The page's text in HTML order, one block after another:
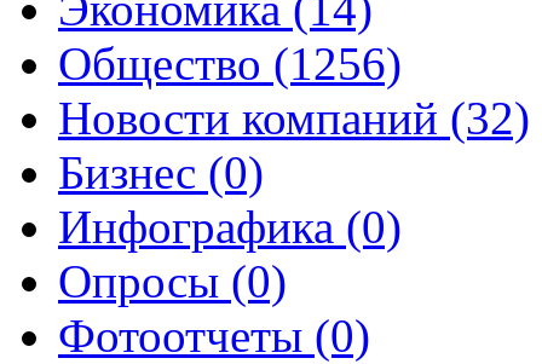
Общество (1256)
Новости компаний (32)
Бизнес (0)
Инфографика (0)
Опросы (0)
Фотоотчеты (0)